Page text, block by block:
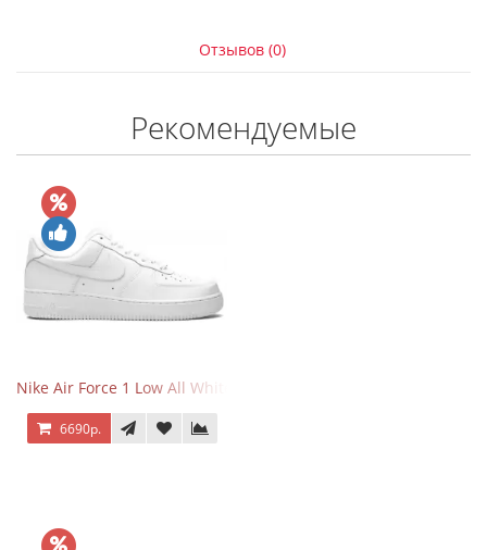
Отзывов (0)
Рекомендуемые
Nike Air Force 1 Low All White
6690р.